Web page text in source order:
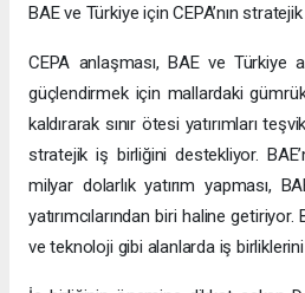
BAE ve Türkiye için CEPA’nın
CEPA anlaşması, BAE ve Türkiye
güçlendirmek için mallardaki
kaldırarak sınır ötesi yatırımları
stratejik iş birliğini destekliyor.
milyar dolarlık yatırım yapması,
yatırımcılarından biri haline
ve teknoloji gibi alanlarda iş birliklerini